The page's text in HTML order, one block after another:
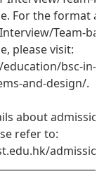
For the format
Team-
please visit:
bsc-in-
and-design/.
about
refer to: